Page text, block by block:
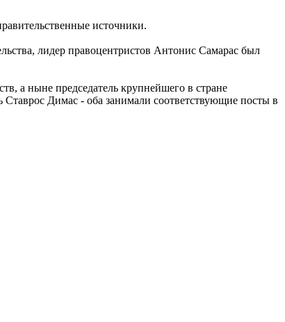
источники.
лидер правоцентристов Антонис Самарас был
а ныне председатель крупнейшего в стране
Димас - оба занимали соответствующие посты в